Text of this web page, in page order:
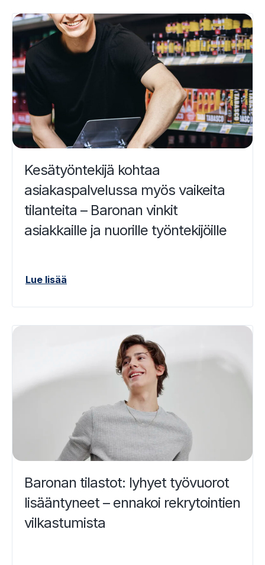
Kesätyöntekijä kohtaa
asiakaspalvelussa myös vaikeita
tilanteita – Baronan vinkit
asiakkaille ja nuorille työntekijöille
Lue lisää
Baronan tilastot: lyhyet työvuorot
lisääntyneet – ennakoi rekrytointien
vilkastumista